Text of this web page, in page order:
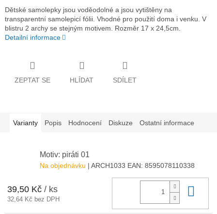
Dětské samolepky jsou voděodolné a jsou vytištěny na
transparentní samolepicí fólii. Vhodné pro použití doma i venku. V
blistru 2 archy se stejným motivem. Rozměr 17 x 24,5cm.
Detailní informace
ZEPTAT SE HLÍDAT SDÍLET
Varianty Popis Hodnocení Diskuze Ostatní informace
Motiv: piráti 01
Na objednávku | ARCH1033 EAN: 8595078110338
39,50 Kč / ks
32,64 Kč bez DPH